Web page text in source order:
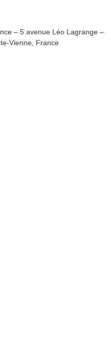
– 5 avenue Léo Lagrange –
Vienne, France